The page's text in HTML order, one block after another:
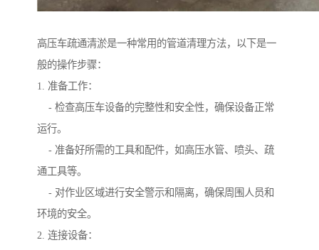
高压车疏通清淤是一种常用的管道清理方法，以下是一
般的操作步骤：
1. 准备工作：
- 检查高压车设备的完整性和安全性，确保设备正常
运行。
- 准备好所需的工具和配件，如高压水管、喷头、疏
通工具等。
- 对作业区域进行安全警示和隔离，确保周围人员和
环境的安全。
2. 连接设备：